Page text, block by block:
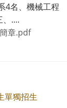
4名、機械工程
....
章.pdf
單獨招生